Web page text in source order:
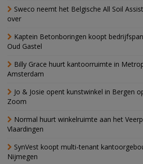
Sweco neemt het Belgische All Soil
over
Kaptein Betonboringen koopt
Oud Gastel
Billy Grace huurt kantoorruimte in
Amsterdam
Jo & Josie opent kunstwinkel in Bergen
Zoom
Normal huurt winkelruimte aan het
Vlaardingen
SynVest koopt multi-tenant
Nijmegen